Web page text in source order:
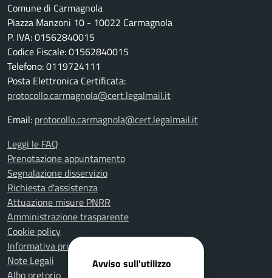
Comune di Carmagnola
Piazza Manzoni 10 - 10022 Carmagnola
P. IVA: 01562840015
Codice Fiscale: 01562840015
Telefono: 0119724111
Posta Elettronica Certificata:
protocollo.carmagnola@cert.legalmail.it
Email: protocollo.carmagnola@cert.legalmail.it
Leggi le FAQ
Prenotazione appuntamento
Segnalazione disservizio
Richiesta d'assistenza
Attuazione misure PNRR
Amministrazione trasparente
Cookie policy
Informativa privacy
Note Legali
Avviso sull'utilizzo